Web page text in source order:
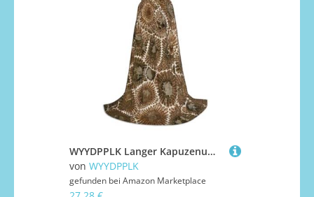
WYYDPPLK Langer Kapuzenumhang für Teenager Petoskey Steindruck Cosplay Rolle Party Halloween Kostüme
von WYYDPPLK
gefunden bei Amazon Marketplace